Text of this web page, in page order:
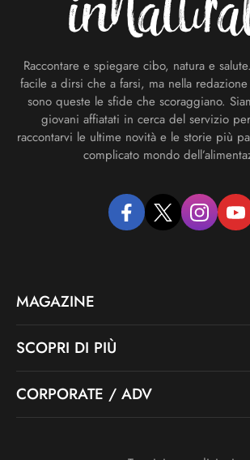
Raccontare e spiegare cibo, natura e
facile a dirsi che a farsi, ma nella
sono queste le sfide che scoraggiano.
giovani affiatati in cerca del servizio
raccontarvi le ultime novità e le storie più
complicato mondo
facebooktwitter instagram
MAGAZINE
SCOPRI DI PIÙ
CORPORATE / ADV